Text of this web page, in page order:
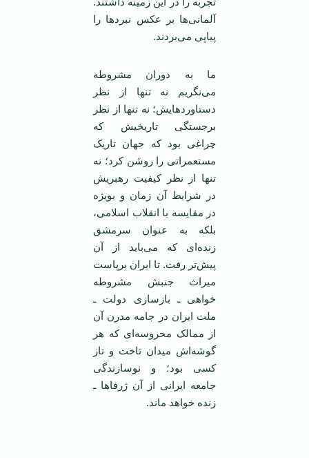
آلمانی‌ها بر عکس نبرد‌ها را
پیاپی می‌بردند.
ما به دوران مشروطه
می‌نگریم نه تنها از نظر
دستاورد‌هایش؛ نه تنها از نظر
برجستگی تاریخیش که
چراغی بود که جهان تاریک
مستعمراتی را روشن کرد؛ نه
تنها از نظر کیفیت رهبریش
در شرایط آن زمان و بویژه
در مقایسه با انقلاب اسلامی،
بلکه به عنوان سرمشق
زنده‌ای که می‌باید از آن
پیش‌تر رفت. تا ایران برپاست
میراث جنبش مشروطه
خواهی ـ بازسازی دولت ـ
ملت ایران در جامه مدرن آن
از ممالک محروسه‌ای که هر
گوشه‌اش میدان تاخت و تاز
کسی بود؛ و نوسازندگی
جامعه ایرانی از آن ژرفا‌ها ـ
زنده خواهد ماند.